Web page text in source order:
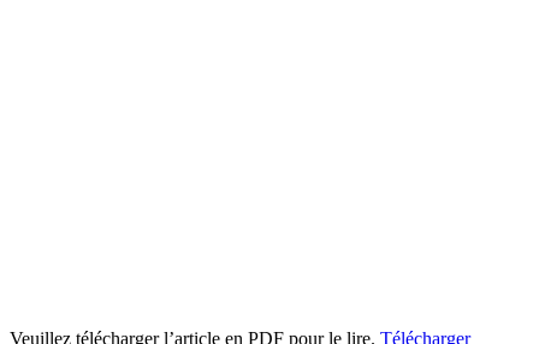
Veuillez télécharger l’article en PDF pour le lire. Télécharger